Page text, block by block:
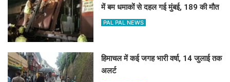
में बम धमाकों से दहल गई मुंबई, 189 की मौत
PAL PAL NEWS
हिमाचल में कई जगह भारी वर्षा, 14 जुलाई तक
अलर्ट